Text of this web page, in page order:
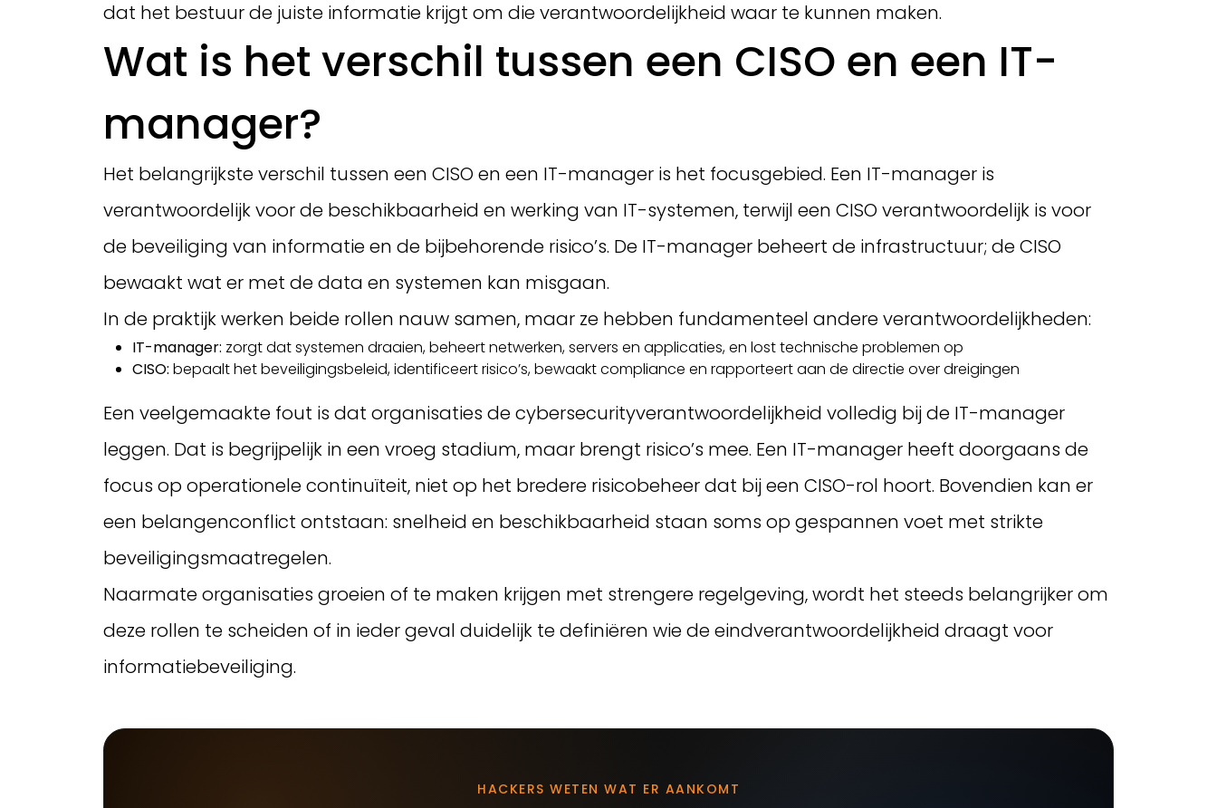
dat het bestuur de juiste informatie krijgt om die verantwoordelijkheid waar te kunnen maken.
Wat is het verschil tussen een CISO en een IT-
manager?
Het belangrijkste verschil tussen een CISO en een IT-manager is het focusgebied. Een IT-manager is
verantwoordelijk voor de beschikbaarheid en werking van IT-systemen, terwijl een CISO verantwoordelijk is voor
de beveiliging van informatie en de bijbehorende risico’s. De IT-manager beheert de infrastructuur; de CISO
bewaakt wat er met de data en systemen kan misgaan.
In de praktijk werken beide rollen nauw samen, maar ze hebben fundamenteel andere verantwoordelijkheden:
IT-manager: zorgt dat systemen draaien, beheert netwerken, servers en applicaties, en lost technische problemen op
CISO: bepaalt het beveiligingsbeleid, identificeert risico’s, bewaakt compliance en rapporteert aan de directie over dreigingen
Een veelgemaakte fout is dat organisaties de cybersecurityverantwoordelijkheid volledig bij de IT-manager
leggen. Dat is begrijpelijk in een vroeg stadium, maar brengt risico’s mee. Een IT-manager heeft doorgaans de
focus op operationele continuïteit, niet op het bredere risicobeheer dat bij een CISO-rol hoort. Bovendien kan er
een belangenconflict ontstaan: snelheid en beschikbaarheid staan soms op gespannen voet met strikte
beveiligingsmaatregelen.
Naarmate organisaties groeien of te maken krijgen met strengere regelgeving, wordt het steeds belangrijker om
deze rollen te scheiden of in ieder geval duidelijk te definiëren wie de eindverantwoordelijkheid draagt voor
informatiebeveiliging.
HACKERS WETEN WAT ER AANKOMT